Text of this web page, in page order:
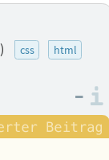
) css
html
–